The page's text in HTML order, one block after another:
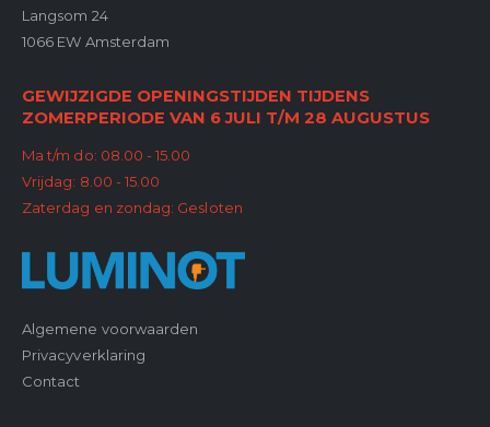
Langsom 24
1066 EW Amsterdam
GEWIJZIGDE OPENINGSTIJDEN TIJDENS
ZOMERPERIODE VAN 6 JULI T/M 28 AUGUSTUS
Ma t/m do: 08.00 - 15.00
Vrijdag: 8.00 - 15.00
Zaterdag en zondag: Gesloten
Algemene voorwaarden
Privacyverklaring
Contact